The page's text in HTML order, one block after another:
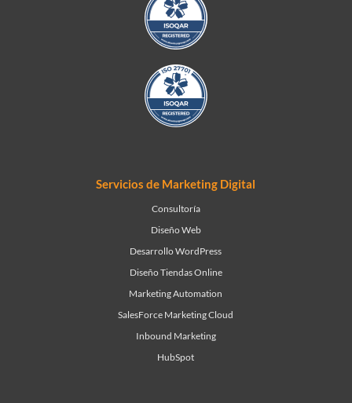
Servicios de Marketing Digital
Consultoría
Diseño Web
Desarrollo WordPress
Diseño Tiendas Online
Marketing Automation
SalesForce Marketing Cloud
Inbound Marketing
HubSpot